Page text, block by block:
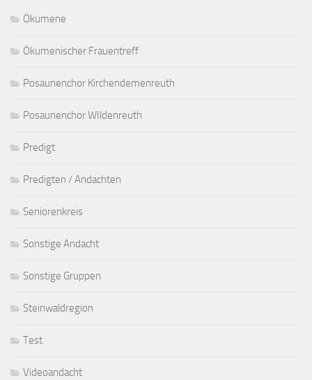
Ökumene
Ökumenischer Frauentreff
Posaunenchor Kirchendemenreuth
Posaunenchor WIldenreuth
Predigt
Predigten / Andachten
Seniorenkreis
Sonstige Andacht
Sonstige Gruppen
Steinwaldregion
Test
Videoandacht